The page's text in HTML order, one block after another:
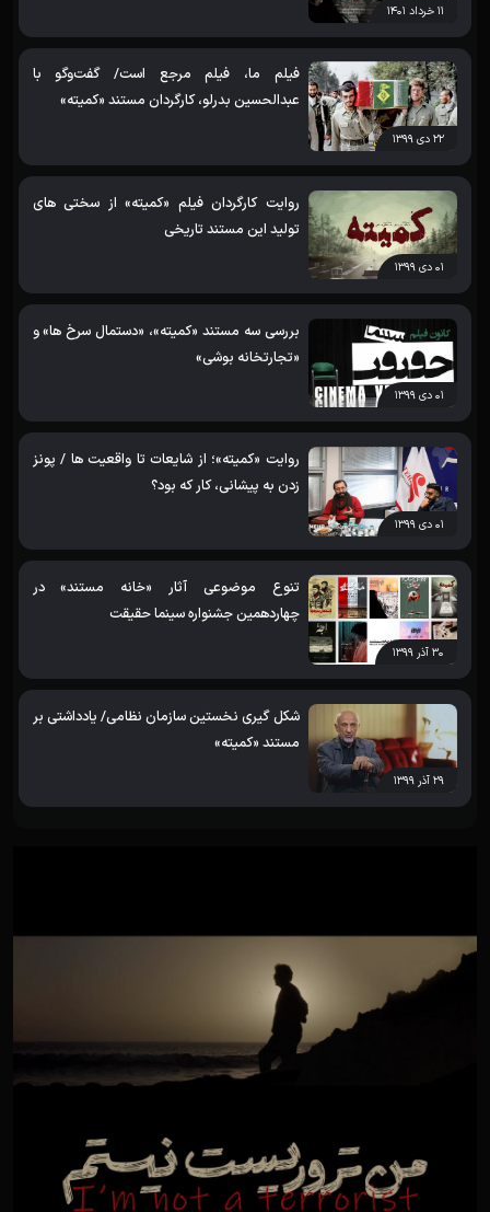
۱۱ خرداد ۱۴۰۱
۲۲ دی ۱۳۹۹
فیلم ما، فیلم مرجع است/ گفت‌وگو با
عبدالحسین بدرلو، کارگردان مستند «کمیته»
۰۱ دی ۱۳۹۹
روایت کارگردان فیلم «کمیته» از سختی‌ های
تولید این مستند تاریخی
۰۱ دی ۱۳۹۹
بررسی سه مستند «کمیته»، «دستمال سرخ ها» و
«تجارتخانه بوشی»
۰۱ دی ۱۳۹۹
روایت «کمیته»؛ از شایعات تا واقعیت ها / پونز
زدن به پیشانی، کار که بود؟
۳۰ آذر ۱۳۹۹
تنوع موضوعی آثار «خانه مستند» در
چهاردهمین جشنواره سینما حقیقت
۲۹ آذر ۱۳۹۹
شکل گیری نخستین سازمان نظامی/ یادداشتی بر
مستند «کمیته»